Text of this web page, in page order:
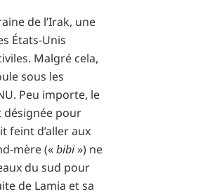
de l’Irak, une
États-Unis
Malgré cela,
sous les
Peu importe, le
désignée pour
feint d’aller aux
mère («bibi») ne
du sud pour
de Lamia et sa